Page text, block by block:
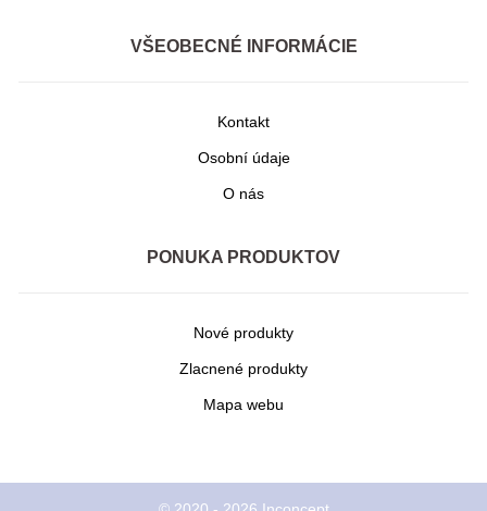
VŠEOBECNÉ INFORMÁCIE
Kontakt
Osobní údaje
O nás
PONUKA PRODUKTOV
Nové produkty
Zlacnené produkty
Mapa webu